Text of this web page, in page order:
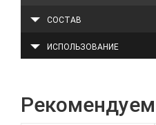
СОСТАВ
ИСПОЛЬЗОВАНИЕ
Рекомендуем